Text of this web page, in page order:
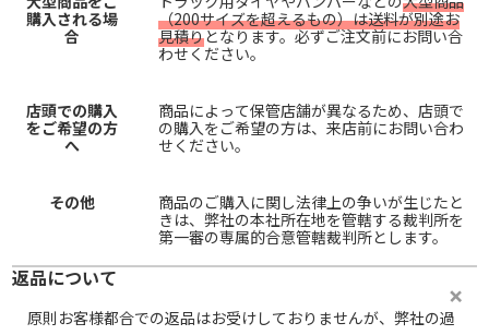
購入される場
合
（200サイズを超えるもの）は送料が別途お
見積りとなります。必ずご注文前にお問い合
わせください。
店頭での購入
をご希望の方
へ
商品によって保管店舗が異なるため、店頭で
の購入をご希望の方は、来店前にお問い合わ
せください。
その他
商品のご購入に関し法律上の争いが生じたと
きは、弊社の本社所在地を管轄する裁判所を
第一審の専属的合意管轄裁判所とします。
返品について
原則お客様都合での返品はお受けしておりませんが、弊社の過